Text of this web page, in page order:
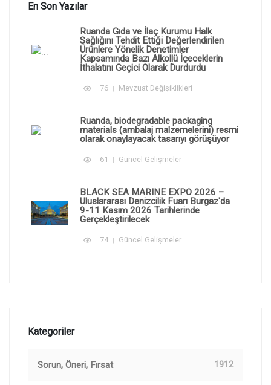
En Son Yazılar
Ruanda Gıda ve İlaç Kurumu Halk
Sağlığını Tehdit Ettiği Değerlendirilen
Ürünlere Yönelik Denetimler
Kapsamında Bazı Alkollü İçeceklerin
İthalatını Geçici Olarak Durdurdu
76 Mevzuat Değişiklikleri
Ruanda, biodegradable packaging
materials (ambalaj malzemelerini) resmi
olarak onaylayacak tasarıyı görüşüyor
61 Güncel Gelişmeler
BLACK SEA MARINE EXPO 2026 –
Uluslararası Denizcilik Fuarı Burgaz'da
9-11 Kasım 2026 Tarihlerinde
Gerçekleştirilecek
74 Güncel Gelişmeler
Kategoriler
Sorun, Öneri, Fırsat 1912